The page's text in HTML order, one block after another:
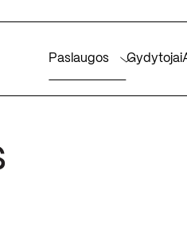
Paslaugos Gydytojai